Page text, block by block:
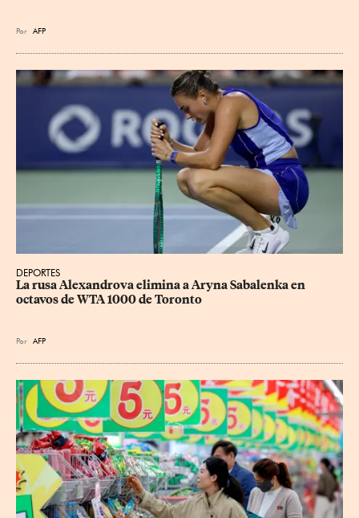
Por AFP
DEPORTES
La rusa Alexandrova elimina a Aryna Sabalenka en
octavos de WTA 1000 de Toronto
Por AFP